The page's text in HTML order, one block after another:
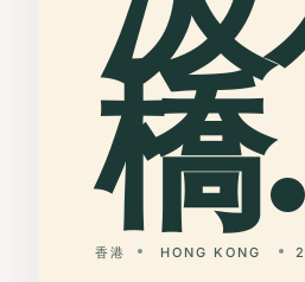
橋.
香港 HONG KONG